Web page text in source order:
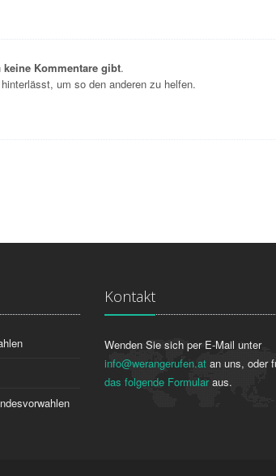
keine Kommentare gibt.
um so den anderen zu helfen.
Kontakt
Wenden Sie sich per E-Mail unter
info@werangerufen.at an uns, oder
das folgende Formularaus.